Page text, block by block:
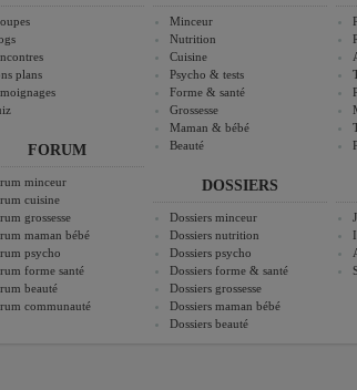
plans
FORUM
minceur
cuisine
grossesse
maman bébé
psycho
forme santé
beauté
communauté
Minceur
Nutrition
Cuisine
Psycho & tests
Forme & santé
Grossesse
Maman & bébé
Beauté
DOSSIERS
Dossiers minceur
Dossiers nutrition
Dossiers psycho
Dossiers forme & santé
Dossiers grossesse
Dossiers maman bébé
Dossiers beauté